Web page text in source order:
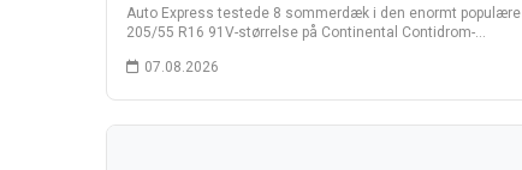
Auto Express testede 8 sommerdæk i den enormt populære
205/55 R16 91V-størrelse på Continental Contidrom-
07.08.2026